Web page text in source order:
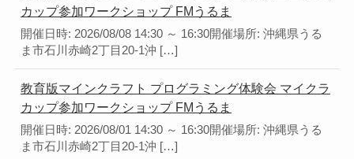
カップ参加ワークショップ FMうるま
開催日時: 2026/08/08 14:30 ～ 16:30開催場所: 沖縄県うる
ま市石川赤崎2丁目20-1沖 […]
教育版マインクラフト プログラミング体験会 マイクラ
カップ参加ワークショップ FMうるま
開催日時: 2026/08/01 14:30 ～ 16:30開催場所: 沖縄県うる
ま市石川赤崎2丁目20-1沖 […]